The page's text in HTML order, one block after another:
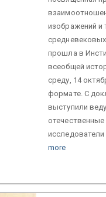
изображений и
средневековых
прошла в
всеобщей
среду, 14
формате. С
выступили
отечественные
исследователи
more